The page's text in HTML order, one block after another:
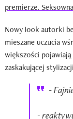
premierze.
Nowy look autorki
mieszane uczucia
większości
zaskakującej
-
-